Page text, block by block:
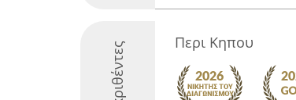
Περι Κηπου